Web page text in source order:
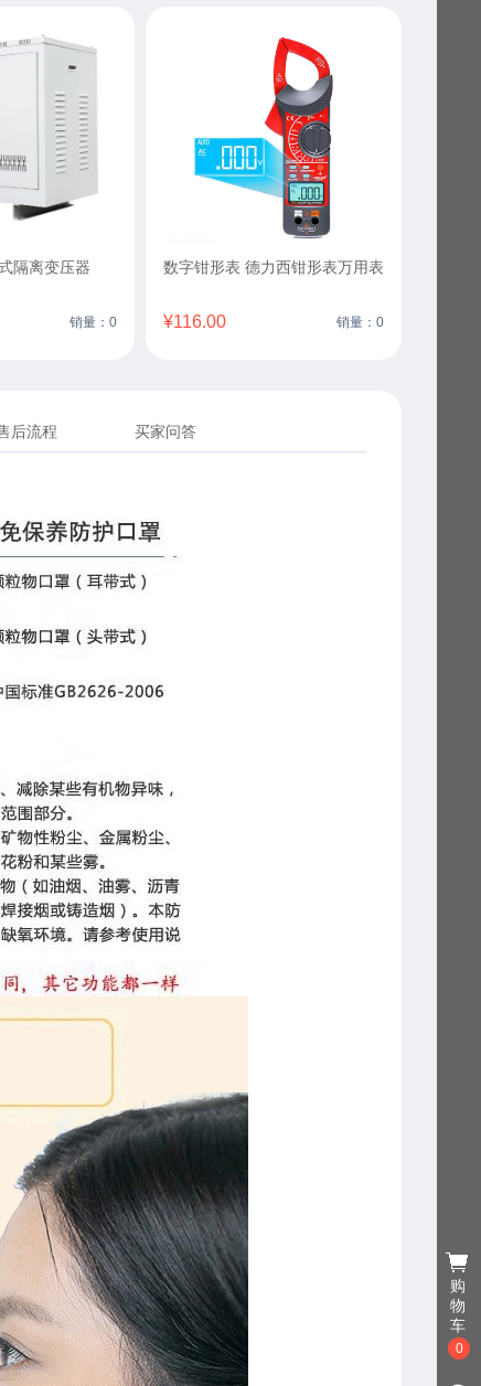
隔离变压器
销量：0
数字钳形表 德力西钳形表万用表
¥116.00 销量：0
后流程 买家问答
购
物
车
0